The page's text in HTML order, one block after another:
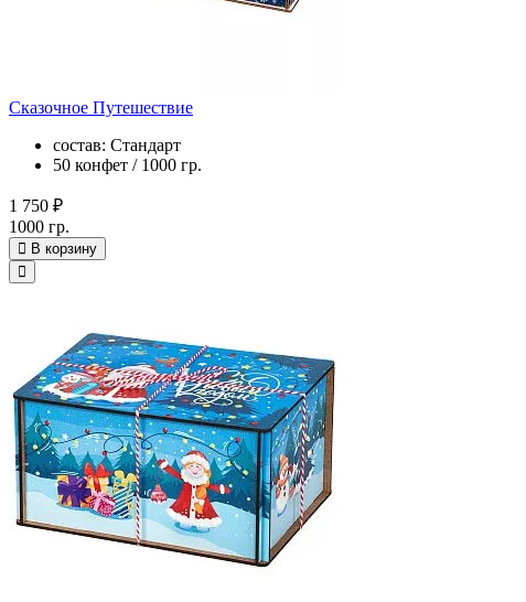
Сказочное Путешествие
состав: Стандарт
50 конфет / 1000 гр.
1 750 ₽
1000 гр.
В корзину